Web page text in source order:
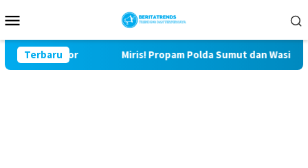
ke
Mobile
Terbaru
Lor Miris! Propam Polda Sumut dan Wasidik